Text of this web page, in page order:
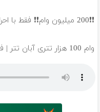
❗❗200 میلیون وام❗❗ فقط با احراز هویت
وام 100 هزار تتری آبان تتر | فوری، فقط با احراز هویت